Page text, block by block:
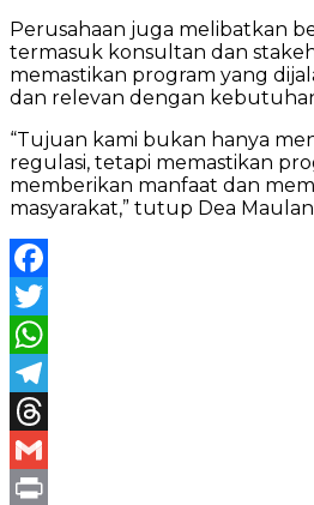
Perusahaan juga melibatkan
termasuk konsultan dan
memastikan program yang
dan relevan dengan
“Tujuan kami bukan hanya
regulasi, tetapi memastikan
memberikan manfaat dan
masyarakat,” tutup Dea
Facebook
Twitter
WhatsApp
Telegram
Threads
Gmail